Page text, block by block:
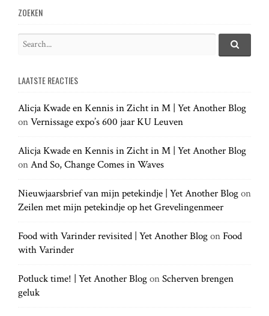
ZOEKEN
r
h
f
r
:
h
LAATSTE REACTIES
Alicja Kwade en Kennis in Zicht in M | Yet Another Blog
onVernissage expo’s 600 jaar KU Leuven
Alicja Kwade en Kennis in Zicht in M | Yet Another Blog
onAnd So, Change Comes in Waves
Nieuwjaarsbrief van mijn petekindje | Yet Another Blogon
Zeilen met mijn petekindje op het Grevelingenmeer
Food with Varinder revisited | Yet Another BlogonFood
with Varinder
Potluck time! | Yet Another BlogonScherven brengen
geluk